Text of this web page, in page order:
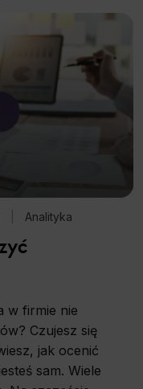
Analityka
w firmie nie
Czujesz się
jak ocenić
sam. Wiele